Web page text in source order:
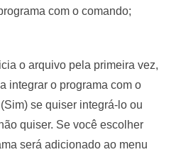
com o comando;
o arquivo pela primeira vez,
integrar o programa com o
se quiser integrá-lo ou
quiser. Se você escolher
será adicionado ao menu